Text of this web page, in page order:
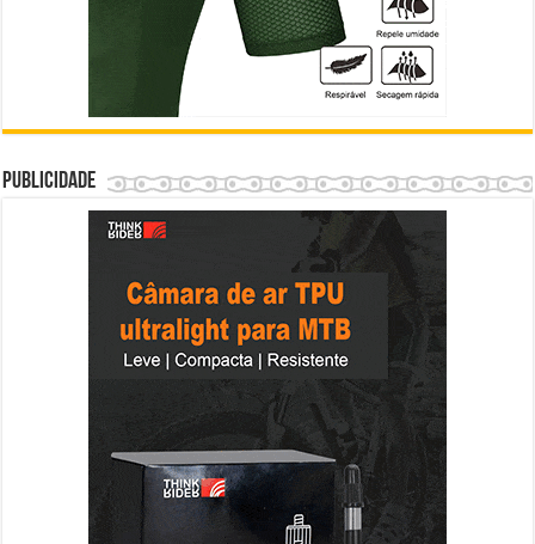
Publicidade